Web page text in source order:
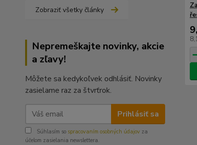
Zobraziť všetky články
Nepremeškajte novinky, akcie
a zľavy!
Môžete sa kedykoľvek odhlásiť. Novinky
zasielame raz za štvrťrok.
Prihlásiť sa
Súhlasím so spracovaním osobných údajov za
účelom zasielania newslettera.